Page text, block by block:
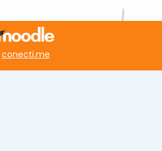
conecti.me